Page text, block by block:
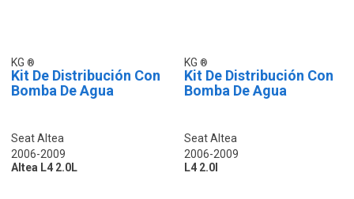
KG
Kit De Distribución Con
Bomba De Agua
Seat Altea
2006-2009
Altea L4 2.0L
KG
Kit De Distribución Con
Bomba De Agua
Seat Altea
2006-2009
L4 2.0l